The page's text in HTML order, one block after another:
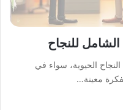
الشامل للنجاح
الحيوية، سواء في
معينة…